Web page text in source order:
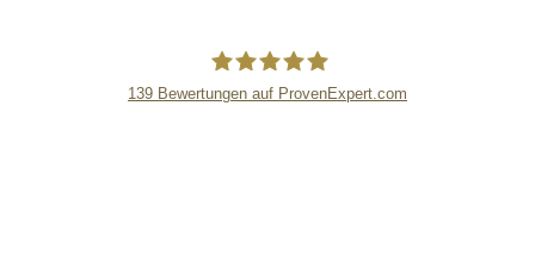
139 Bewertungen auf ProvenExpert.com